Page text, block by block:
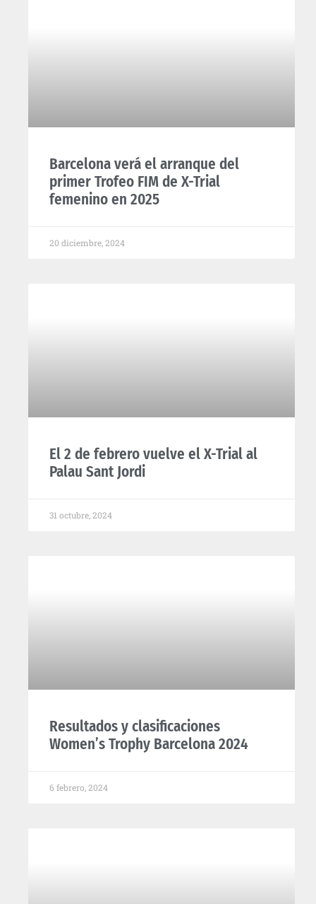
Barcelona verá el arranque del
primer Trofeo FIM de X-Trial
femenino en 2025
20 diciembre, 2024
El 2 de febrero vuelve el X-Trial al
Palau Sant Jordi
31 octubre, 2024
Resultados y clasificaciones
Women’s Trophy Barcelona 2024
6 febrero, 2024